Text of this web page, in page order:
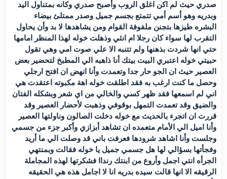
صدري حيث لم اكن اغلق الروب وأصبح صدري وكانه بمتناول اليد
وبدريه وهو أسم أمي تتمتع بجسم جميل وصدر ممتلئ بيضاء
البشره طيزها بتجنن ملفوفة القوام ومن يشاهدها لا بد وأن يحاول
التقرب لها سواء كان رجلا ام انثي وذهلت خوله لهذا المنظر امامها
حتي انها شردت بذهنها ولم تتنبه الا علي صوت امي وهي تقول
حبيتي خوله اعتبري البيت بيتك أنا ذاهبه الي المطبخ لتحضير بعض
العصير حيث ان الجو حار جدا وتعمدت وأنا انهض ان افتح ارجلي
وحصل ما كنت ارغب به فقد اطلقت خوله اهة مكبوته اعتقدت هي
اني لم اسمعها فقد ظهر كسي والخالي من اي شعر وبشكله الفتان
والضيق وقد تعمدت التمهل بوقوفي وذهبت لأحضار العصير وقد
قررت ان اتجرء بالحديث مع خوله دخلت الصالون وناولتها العصير
وأنا اميل الي الأمام متعمده ان تشاهد أبزازي وأكبر جزء من جسمي
وجلست وأنا اشاهد شرودها فعرفت باني قد وصلت الي ما أريد
وفجأتها بسؤالي لها هل جسمي جميل يا خوله فقالت وبمنتهي
الجرأه انتي اجمل وأروع من ابنتك رنداا فشكرتها لهذه المجاملة
الرقيقه الا انها قالت سيده بدريه انا لا اجامل هذه هي الحقيقه